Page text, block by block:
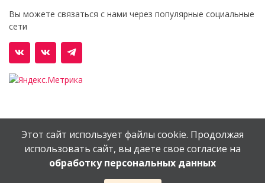
Вы можете связаться с нами через популярные социальные
сети
© Орехово-Зуевский железнодорожный техникум им.
В.И.Бондаренко
Сайт создан вEV-DV.RU
Этот сайт использует файлы cookie. Продолжая
использовать сайт, вы даете свое согласие на
обработку персональных данных